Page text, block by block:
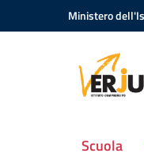
Vai ai contenuti
Vai al menu di navigazione
Ministero
Scuola